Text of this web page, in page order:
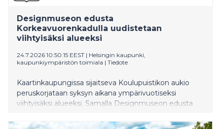
Designmuseon edusta
Korkeavuorenkadulla uudistetaan
viihtyisäksi alueeksi
24.7.2026 10:50:15 EEST | Helsingin kaupunki,
kaupunkiympäristön toimiala | Tiedote
Kaartinkaupungissa sijaitseva Koulupuistikon aukio
peruskorjataan syksyn aikana ympärivuotiseksi
viihtyisäksi alueeksi. Samalla Designmuseon edusta
rauhoitetaan aiempaa kävelijäystävällisemmäksi, ja